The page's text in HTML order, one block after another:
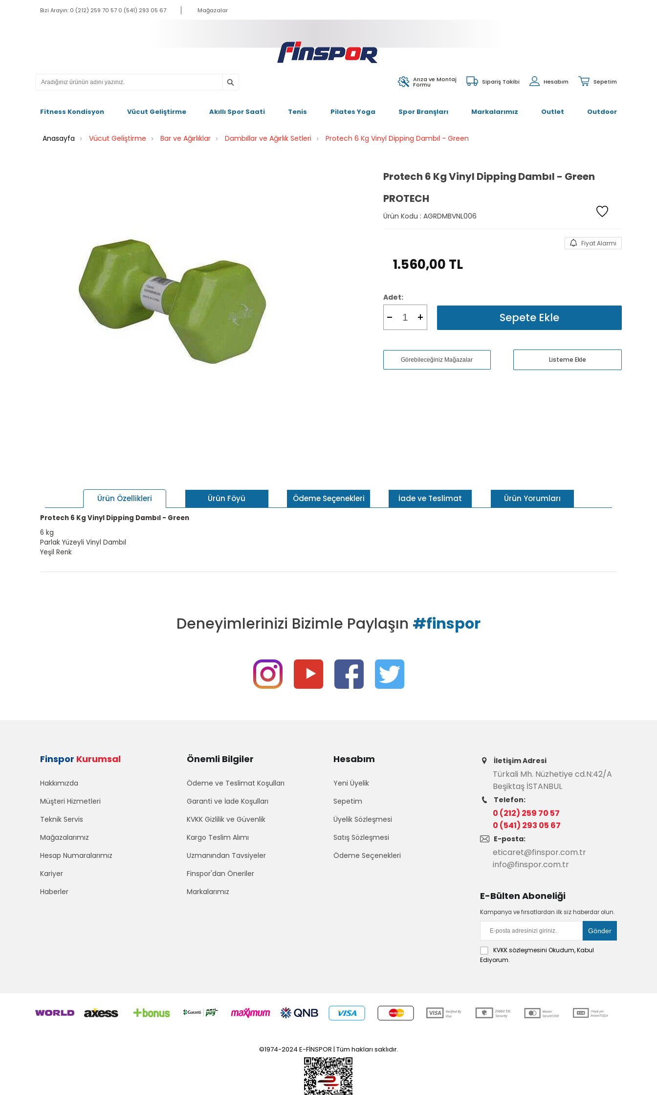
Bizi Arayın: 0 (212) 259 70 57 0 (541) 293 05 67 Mağazalar
Sepetim
Hesabım
Sipariş Takibi
Arıza ve Montaj
Formu
Fitness Kondisyon Vücut Geliştirme Akıllı Spor Saati Tenis Pilates Yoga Spor Branşları Markalarımız Outlet Outdoor
Anasayfa Vücut Geliştirme Bar ve Ağırlıklar Dambıllar ve Ağırlık Setleri Protech 6 Kg Vinyl Dipping Dambıl - Green
Protech 6 Kg Vinyl Dipping Dambıl - Green
PROTECH
Ürün Kodu : AGRDMBVNL006
Fiyat Alarmı
1.560,00 TL
Adet:
Sepete Ekle
Görebileceğiniz Mağazalar Listeme Ekle
Ürün Özellikleri Ürün Föyü Ödeme Seçenekleri İade ve Teslimat Ürün Yorumları
Protech 6 Kg Vinyl Dipping Dambıl - Green
6 kg
Parlak Yüzeyli Vinyl Dambıl
Yeşil Renk
Deneyimlerinizi Bizimle Paylaşın #finspor
Finspor Kurumsal
Hakkımızda
Müşteri Hizmetleri
Teknik Servis
Mağazalarımız
Hesap Numaralarımız
Kariyer
Haberler
Önemli Bilgiler
Ödeme ve Teslimat Koşulları
Garanti ve İade Koşulları
KVKK Gizlilik ve Güvenlik
Kargo Teslim Alımı
Uzmanından Tavsiyeler
Finspor'dan Öneriler
Markalarımız
Hesabım
Yeni Üyelik
Sepetim
Üyelik Sözleşmesi
Satış Sözleşmesi
Ödeme Seçenekleri
İletişim Adresi
Türkali Mh. Nüzhetiye cd.N:42/A
Beşiktaş İSTANBUL
Telefon:
0 (212) 259 70 57
0 (541) 293 05 67
E-posta:
eticaret@finspor.com.tr
info@finspor.com.tr
E-Bülten Aboneliği
Kampanya ve fırsatlardan ilk siz haberdar olun.
KVKK sözleşmesini Okudum, Kabul
Ediyorum.
©1974-2024 E-FİNSPOR | Tüm hakları saklıdır.